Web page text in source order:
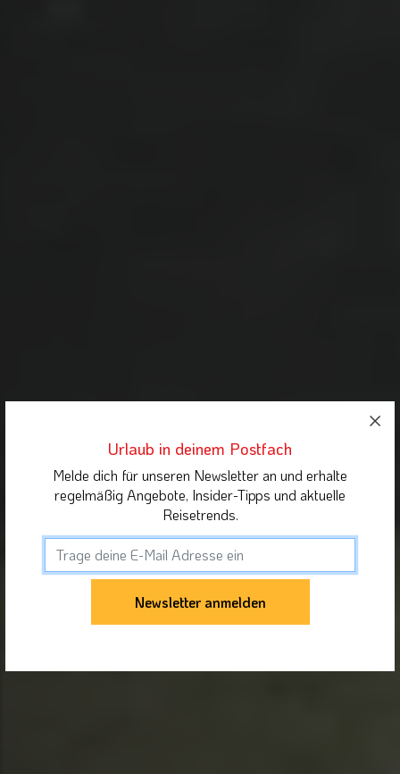
Urlaub in deinem Postfach
Melde dich für unseren Newsletter an und erhalte
regelmäßig Angebote, Insider-Tipps und aktuelle
Reisetrends.